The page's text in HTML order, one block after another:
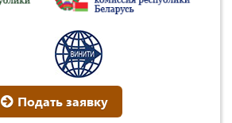
Подать заявку